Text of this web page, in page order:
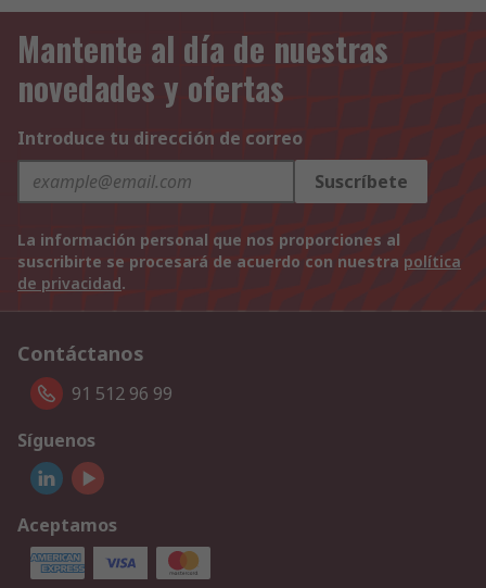
Mantente al día de nuestras
novedades y ofertas
Introduce tu dirección de correo
Suscríbete
La información personal que nos proporciones al
suscribirte se procesará de acuerdo con nuestra política
de privacidad.
Contáctanos
91 512 96 99
Síguenos
Aceptamos